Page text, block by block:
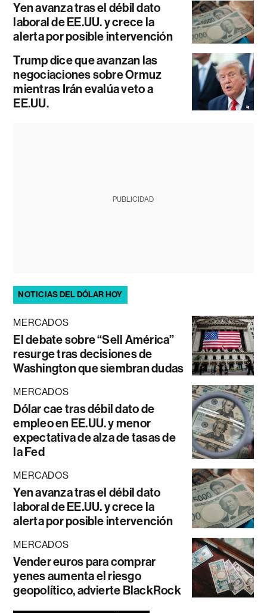
Yen avanza tras el débil dato
laboral de EE.UU. y crece la
alerta por posible intervención
Trump dice que avanzan las
negociaciones sobre Ormuz
mientras Irán evalúa veto a
EE.UU.
PUBLICIDAD
NOTICIAS DEL DÓLAR HOY
MERCADOS
El debate sobre “Sell América”
resurge tras decisiones de
Washington que siembran dudas
MERCADOS
Dólar cae tras débil dato de
empleo en EE.UU. y menor
expectativa de alza de tasas de
la Fed
MERCADOS
Yen avanza tras el débil dato
laboral de EE.UU. y crece la
alerta por posible intervención
MERCADOS
Vender euros para comprar
yenes aumenta el riesgo
geopolítico, advierte BlackRock